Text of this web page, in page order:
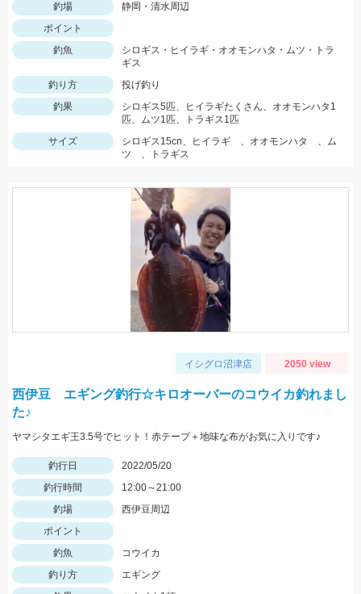
釣場
静岡・清水周辺
ポイント
釣魚
シロギス・ヒイラギ・オオモンハタ・ムツ・トラ
ギス
釣り方
投げ釣り
釣果
シロギス5匹、ヒイラギたくさん、オオモンハタ1
匹、ムツ1匹、トラギス1匹
サイズ
シロギス15cn、ヒイラギ 、オオモンハタ 、ム
ツ 、トラギス
イシグロ沼津店 2050 view
西伊豆 エギング釣行☆キロオーバーのコウイカ釣れまし
た♪
ヤマシタエギ王3.5号でヒット！赤テープ＋地味な布がお気に入りです♪
釣行日
2022/05/20
釣行時間
12:00～21:00
釣場
西伊豆周辺
ポイント
釣魚
コウイカ
釣り方
エギング